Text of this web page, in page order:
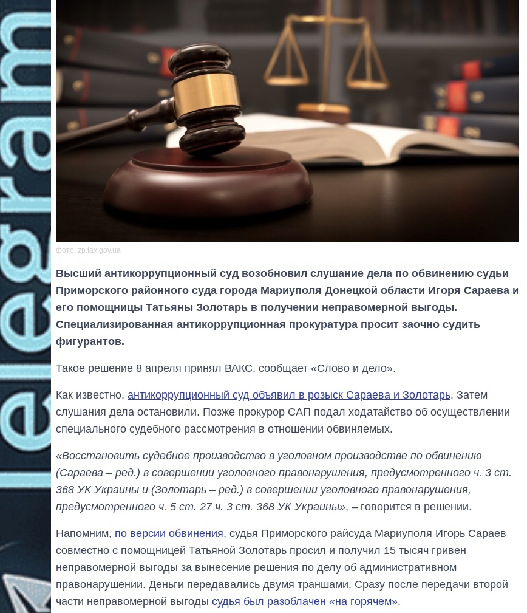
фото: zp.tax.gov.ua
Высший антикоррупционный суд возобновил слушание дела по обвинению судьи
Приморского районного суда города Мариуполя Донецкой области Игоря Сараева и
его помощницы Татьяны Золотарь в получении неправомерной выгоды.
Специализированная антикоррупционная прокуратура просит заочно судить
фигурантов.
Такое решение 8 апреля принял ВАКС, сообщает «Слово и дело».
Как известно, антикоррупционный суд объявил в розыск Сараева и Золотарь. Затем
слушания дела остановили. Позже прокурор САП подал ходатайство об осуществлении
специального судебного рассмотрения в отношении обвиняемых.
«Восстановить судебное производство в уголовном производстве по обвинению
(Сараева – ред.) в совершении уголовного правонарушения, предусмотренного ч. 3 ст.
368 УК Украины и (Золотарь – ред.) в совершении уголовного правонарушения,
предусмотренного ч. 5 ст. 27 ч. 3 ст. 368 УК Украины», – говорится в решении.
Напомним, по версии обвинения, судья Приморского райсуда Мариуполя Игорь Сараев
совместно с помощницей Татьяной Золотарь просил и получил 15 тысяч гривен
неправомерной выгоды за вынесение решения по делу об административном
правонарушении. Деньги передавались двумя траншами. Сразу после передачи второй
части неправомерной выгоды судья был разоблачен «на горячем».
Дефицит памяти:
на чипы за
последние годы и
что прогнозируют
на 2027-й